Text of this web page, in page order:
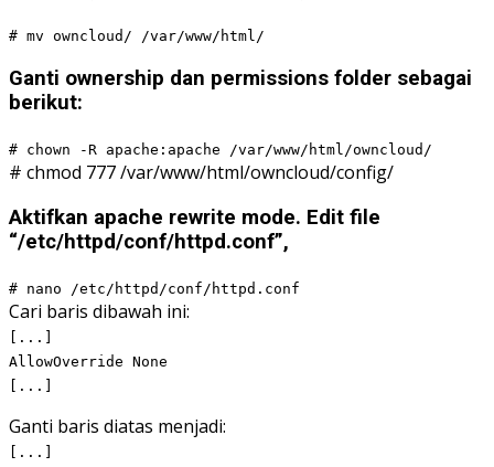
# mv owncloud/ /var/www/html/
Ganti ownership dan permissions folder sebagai
berikut:
# chown -R apache:apache /var/www/html/owncloud/
# chmod 777 /var/www/html/owncloud/config/
Aktifkan apache rewrite mode. Edit file
“/etc/httpd/conf/httpd.conf”,
# nano /etc/httpd/conf/httpd.conf
Cari baris dibawah ini:
[...]
AllowOverride None
[...]
Ganti baris diatas menjadi:
[...]